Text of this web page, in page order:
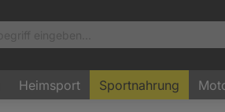
Heimsport Sportnahrung